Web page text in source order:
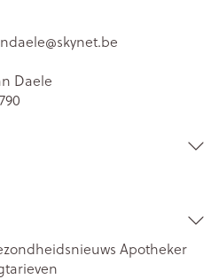
skynet.be
Daele
Apotheker